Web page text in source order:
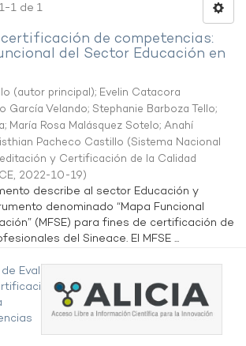
1 de 1
de competencias:
del Sector Educación en
(autor principal); Evelin Catacora
García Velando; Stephanie Barboza Tello;
; María Rosa Malásquez Sotelo; Anahí
Pacheco Castillo (Sistema Nacional
y Certificación de la Calidad
, 2022-10-19)
describe al sector Educación y
denominado “Mapa Funcional
(MFSE) para fines de certificación de
del Sineace. El MFSE ...
Evaluación,
de la